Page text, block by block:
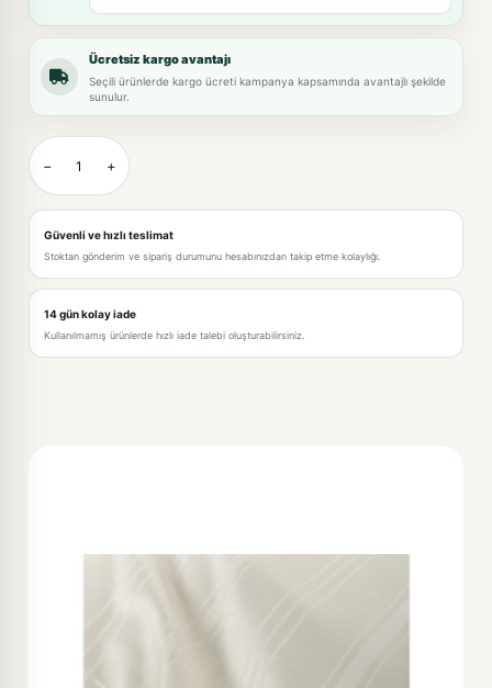
Ücretsiz kargo avantajı
Seçili ürünlerde kargo ücreti kampanya kapsamında avantajlı şekilde
sunulur.
− +
Güvenli ve hızlı teslimat
Stoktan gönderim ve sipariş durumunu hesabınızdan takip etme kolaylığı.
14 gün kolay iade
Kullanılmamış ürünlerde hızlı iade talebi oluşturabilirsiniz.